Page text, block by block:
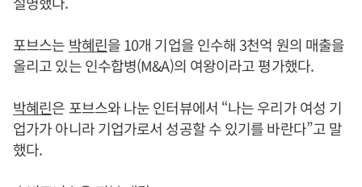
포브스는 박혜린을 10개 기업을 인수해 3천억 원의 매출을
올리고 있는 인수합병(M&A)의 여왕이라고 평가했다.
박혜린은 포브스와 나눈 인터뷰에서 “나는 우리가 여성 기
업가가 아니라 기업가로서 성공할 수 있기를 바란다”고 말
했다.